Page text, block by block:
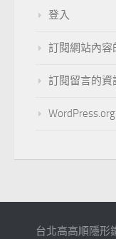
登入
訂閱網站內容
訂閱留言的資
台北高高順隱形